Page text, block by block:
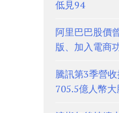
低見94
阿里巴巴股價
版、加入電商
騰訊第3季營
705.5億人幣